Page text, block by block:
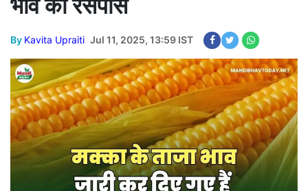
भाव का रेसपोंस
By Kavita Upraiti Jul 11, 2025, 13:59 IST